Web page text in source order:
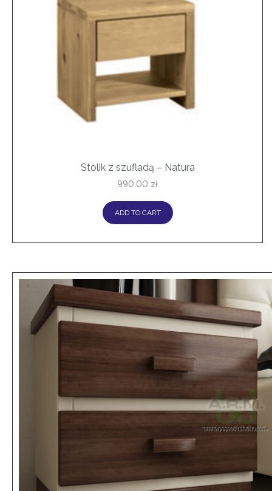
Stolik z szufladą – Natura
990.00 zł
ADD TO CART